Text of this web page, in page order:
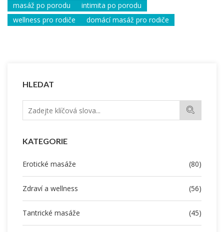
HLEDAT
KATEGORIE
Erotické masáže (80)
Zdraví a wellness (56)
Tantrické masáže (45)
masáž po porodu
intimita po porodu
wellness pro rodiče
domácí masáž pro rodiče